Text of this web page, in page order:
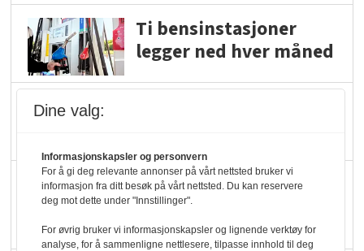
Ti bensinstasjoner
legger ned hver måned
KBS-bransjen i
endring: Stadig større
serveringstilbud
Dine valg:
Informasjonskapsler og personvern
For å gi deg relevante annonser på vårt nettsted bruker vi
informasjon fra ditt besøk på vårt nettsted. Du kan reservere
deg mot dette under "Innstillinger".
For øvrig bruker vi informasjonskapsler og lignende verktøy for
analyse, for å sammenligne nettlesere, tilpasse innhold til deg